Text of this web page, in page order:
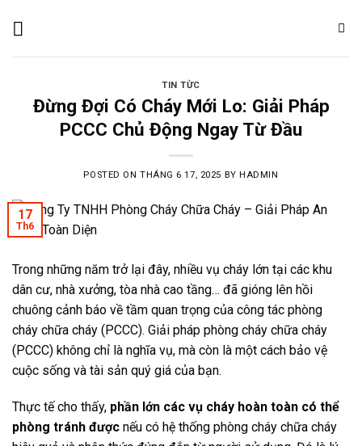
TIN TỪC
Đừng Đợi Có Cháy Mới Lo: Giải Pháp
PCCC Chủ Động Ngay Từ Đầu
POSTED ON THÁNG 6 17, 2025 BYHADMIN
17
Th6
Trong những năm trở lại đây, nhiều vụ cháy lớn tại các khu
dân cư, nhà xưởng, tòa nhà cao tầng… đã gióng lên hồi
chuông cảnh báo về tầm quan trọng của công tác phòng
cháy chữa cháy (PCCC). Giải pháp phòng cháy chữa cháy
(PCCC) không chỉ là nghĩa vụ, mà còn là một cách bảo vệ
cuộc sống và tài sản quý giá của bạn.
Thực tế cho thấy, phần lớn các vụ cháy hoàn toàn có thể
phòng tránh được nếu có hệ thống phòng cháy chữa cháy